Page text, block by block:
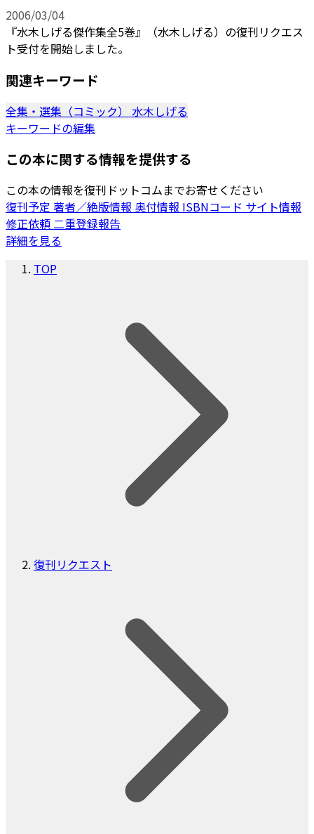
2006/03/04
『水木しげる傑作集全5巻』（水木しげる）の復刊リクエス
ト受付を開始しました。
関連キーワード
全集・選集（コミック） 水木しげる
キーワードの編集
この本に関する情報を提供する
この本の情報を復刊ドットコムまでお寄せください
復刊予定 著者／絶版情報 奥付情報 ISBNコード サイト情報
修正依頼二重登録報告
詳細を見る
TOP
復刊リクエスト